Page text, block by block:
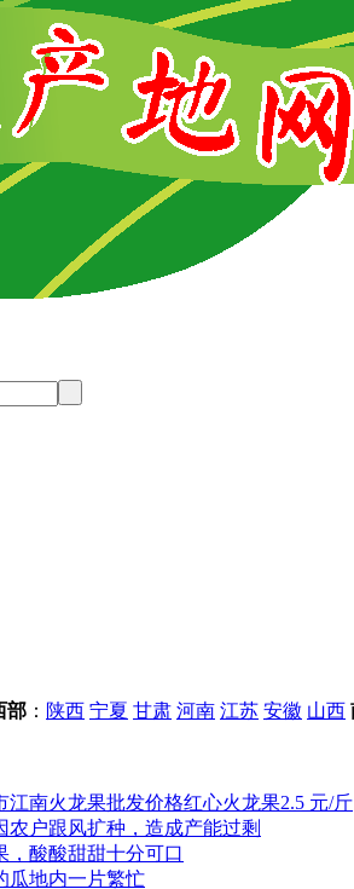
部 ： 陕西 宁夏 甘肃 河南 江苏 安徽 山西
江南火龙果批发价格红心火龙果2.5 元/斤
户跟风扩种，造成产能过剩
，酸酸甜甜十分可口
瓜地内一片繁忙